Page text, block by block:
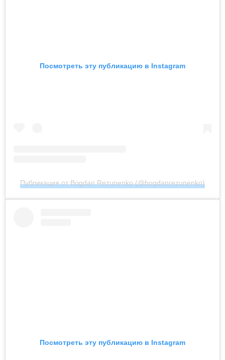
Посмотреть эту публикацию в Instagram
Публикация от Bogdan Rezunenko (@bogdanrezunenko)
Посмотреть эту публикацию в Instagram